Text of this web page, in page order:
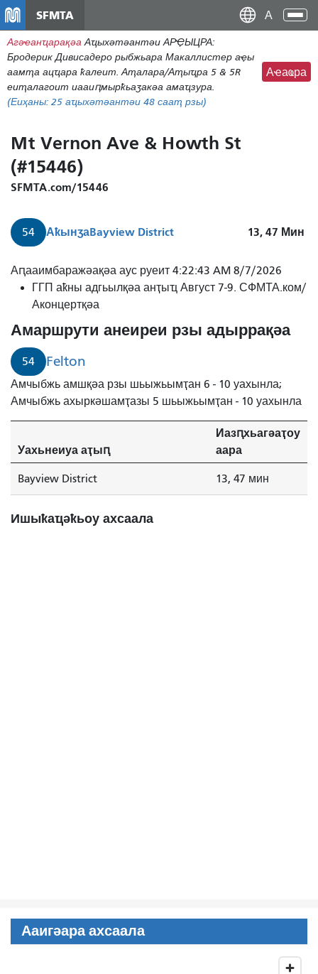
наи
дунг
SFMTA
Агәҽанҵарақәа Аҵыхәтәантәи АРҾЫЦРА:
Бродерик Дивисадеро рыбжьара Макаллистер аҿы
аамҭа ацҵара ҟалеит. Аҭалара/Аҭыҵра 5 & 5R
еиҭалагоит иааиԥмырҟьаӡакәа амаҵзура.
(Еиҳаны: 25 аҵыхәтәантәи 48 сааҭ рзы)
Аҽаҩра
Mt Vernon Ave & Howth St
(#15446)
SFMTA.com/15446
54 АҟынӡаBayview District 13, 47 Мин
Аԥааимбаражәақәа аус руеит 4:22:43 AM 8/7/2026
ГГП аҟны адгьылқәа анҭыҵ Август 7-9. СФМТА.ком/
Аконцертқәа
Амаршрути анеиреи рзы адыррақәа
54 Felton
Амчыбжь амшқәа рзы шьыжьымҭан 6 - 10 уахынла;
Амчыбжь ахыркәшамҭазы 5 шьыжьымҭан - 10 уахынла
Уахьнеиуа аҭыԥ
Иазԥхьагәаҭоу
аара
Bayview District 13, 47 мин
Ишыҟаҵәҟьоу ахсаала
Ааигәара ахсаала